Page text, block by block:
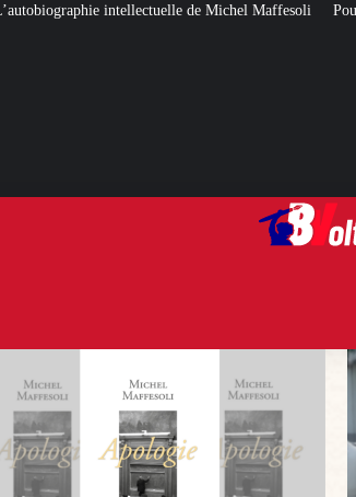
de Michel Maffesoli Pour regagner son influence